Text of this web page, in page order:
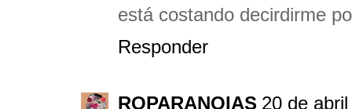
está costando decirdirme
Responder
ROPARANOIAS 20 de